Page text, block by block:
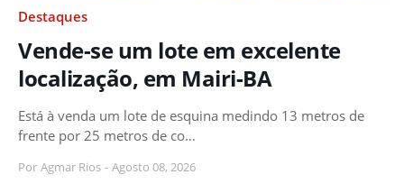
Destaques
Vende-se um lote em excelente
localização, em Mairi-BA
Está à venda um lote de esquina medindo 13 metros de
frente por 25 metros de co…
Por Agmar Rios - Agosto 08, 2026